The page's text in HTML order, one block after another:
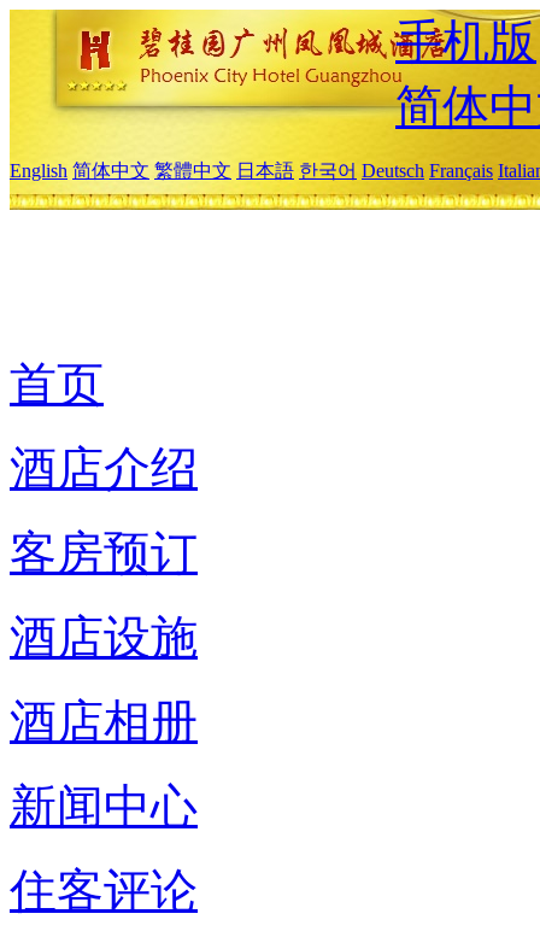
手机版
简体
English 简体中文 繁體中文 日本語 한국어 Deutsch Français
首页
酒店介绍
客房预订
酒店设施
酒店相册
新闻中心
住客评论